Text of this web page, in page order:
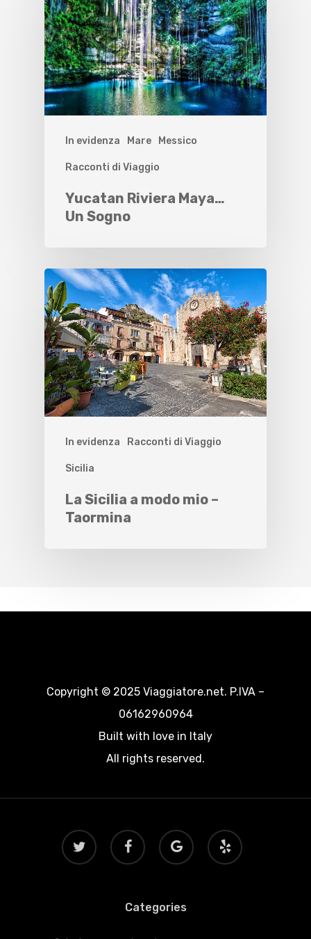
In evidenza Mare Messico
Racconti di Viaggio
Yucatan Riviera Maya…
Un Sogno
In evidenza Racconti di Viaggio
Sicilia
La Sicilia a modo mio –
Taormina
Copyright © 2025 Viaggiatore.net. P.IVA –
06162960964
Built with love in Italy
All rights reserved.
twitter facebook
google-
plus
yelp
Categories
Categories